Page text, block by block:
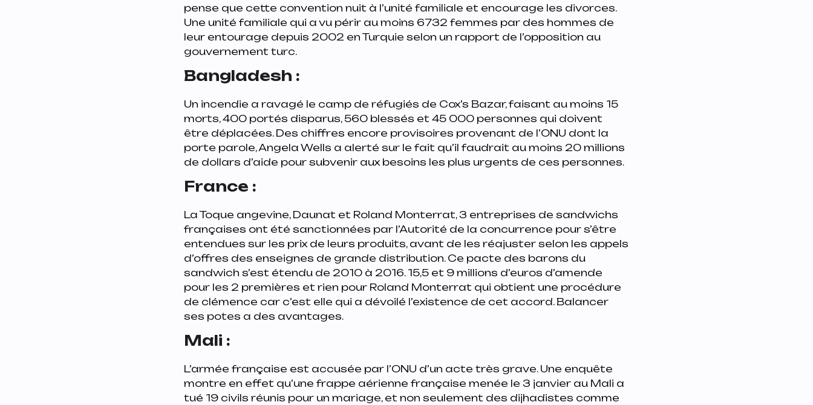
pense que cette convention nuit à l’unité familiale et encourage les divorces.
Une unité familiale qui a vu périr au moins 6732 femmes par des hommes de
leur entourage depuis 2002 en Turquie selon un rapport de l’opposition au
gouvernement turc.
Bangladesh :
Un incendie a ravagé le camp de réfugiés de Cox’s Bazar, faisant au moins 15
morts, 400 portés disparus, 560 blessés et 45 000 personnes qui doivent
être déplacées. Des chiffres encore provisoires provenant de l’ONU dont la
porte parole, Angela Wells a alerté sur le fait qu’il faudrait au moins 20 millions
de dollars d’aide pour subvenir aux besoins les plus urgents de ces personnes.
France :
La Toque angevine, Daunat et Roland Monterrat, 3 entreprises de sandwichs
françaises ont été sanctionnées par l’Autorité de la concurrence pour s’être
entendues sur les prix de leurs produits, avant de les réajuster selon les appels
d’offres des enseignes de grande distribution. Ce pacte des barons du
sandwich s’est étendu de 2010 à 2016. 15,5 et 9 millions d’euros d’amende
pour les 2 premières et rien pour Roland Monterrat qui obtient une procédure
de clémence car c’est elle qui a dévoilé l’existence de cet accord. Balancer
ses potes a des avantages.
Mali :
L’armée française est accusée par l’ONU d’un acte très grave. Une enquête
montre en effet qu’une frappe aérienne française menée le 3 janvier au Mali a
tué 19 civils réunis pour un mariage, et non seulement des dijhadistes comme